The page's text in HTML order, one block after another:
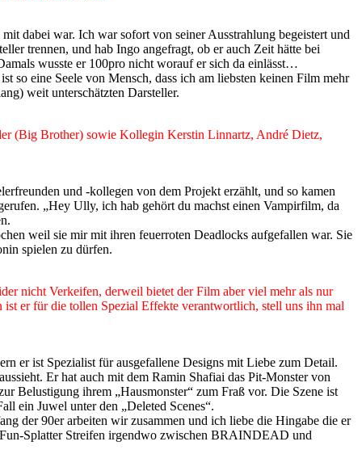
dabei war. Ich war sofort von seiner Ausstrahlung begeistert und
trennen, und hab Ingo angefragt, ob er auch Zeit hätte bei
wusste er 100pro nicht worauf er sich da einlässt…
so eine Seele von Mensch, dass ich am liebsten keinen Film mehr
weit unterschätzten Darsteller.
(Big Brother) sowie Kollegin Kerstin Linnartz, André Dietz,
und -kollegen von dem Projekt erzählt, und so kamen
„Hey Ully, ich hab gehört du machst einen Vampirfilm, da
weil sie mir mit ihren feuerroten Deadlocks aufgefallen war. Sie
spielen zu dürfen.
nicht Verkeifen, derweil bietet der Film aber viel mehr als nur
er für die tollen Spezial Effekte verantwortlich, stell uns ihn mal
er ist Spezialist für ausgefallene Designs mit Liebe zum Detail.
Er hat auch mit dem Ramin Shafiai das Pit-Monster von
Belustigung ihrem „Hausmonster“ zum Fraß vor. Die Szene ist
ein Juwel unter den „Deleted Scenes“.
der 90er arbeiten wir zusammen und ich liebe die Hingabe die er
Splatter Streifen irgendwo zwischen BRAINDEAD und